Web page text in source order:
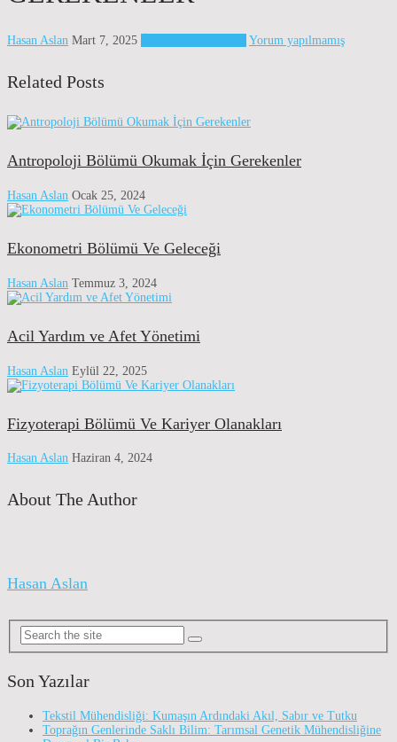
Hasan Aslan Mart 7, 2025 Yorum yapılmamış
Related Posts
Antropoloji Bölümü Okumak İçin Gerekenler
Hasan Aslan Ocak 25, 2024
Ekonometri Bölümü Ve Geleceği
Hasan Aslan Temmuz 3, 2024
Acil Yardım ve Afet Yönetimi
Hasan Aslan Eylül 22, 2025
Fizyoterapi Bölümü Ve Kariyer Olanakları
Hasan Aslan Haziran 4, 2024
About The Author
Hasan Aslan
Son Yazılar
Tekstil Mühendisliği: Kumaşın Ardındaki Akıl, Sabır ve Tutku
Toprağın Genlerinde Saklı Bilim: Tarımsal Genetik Mühendisliğine